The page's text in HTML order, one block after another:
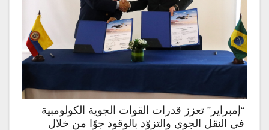
“إمبراير” تعزز قدرات القوات الجوية الكولومبية
في النقل الجوي والتزوّد بالوقود جوًا من خلال